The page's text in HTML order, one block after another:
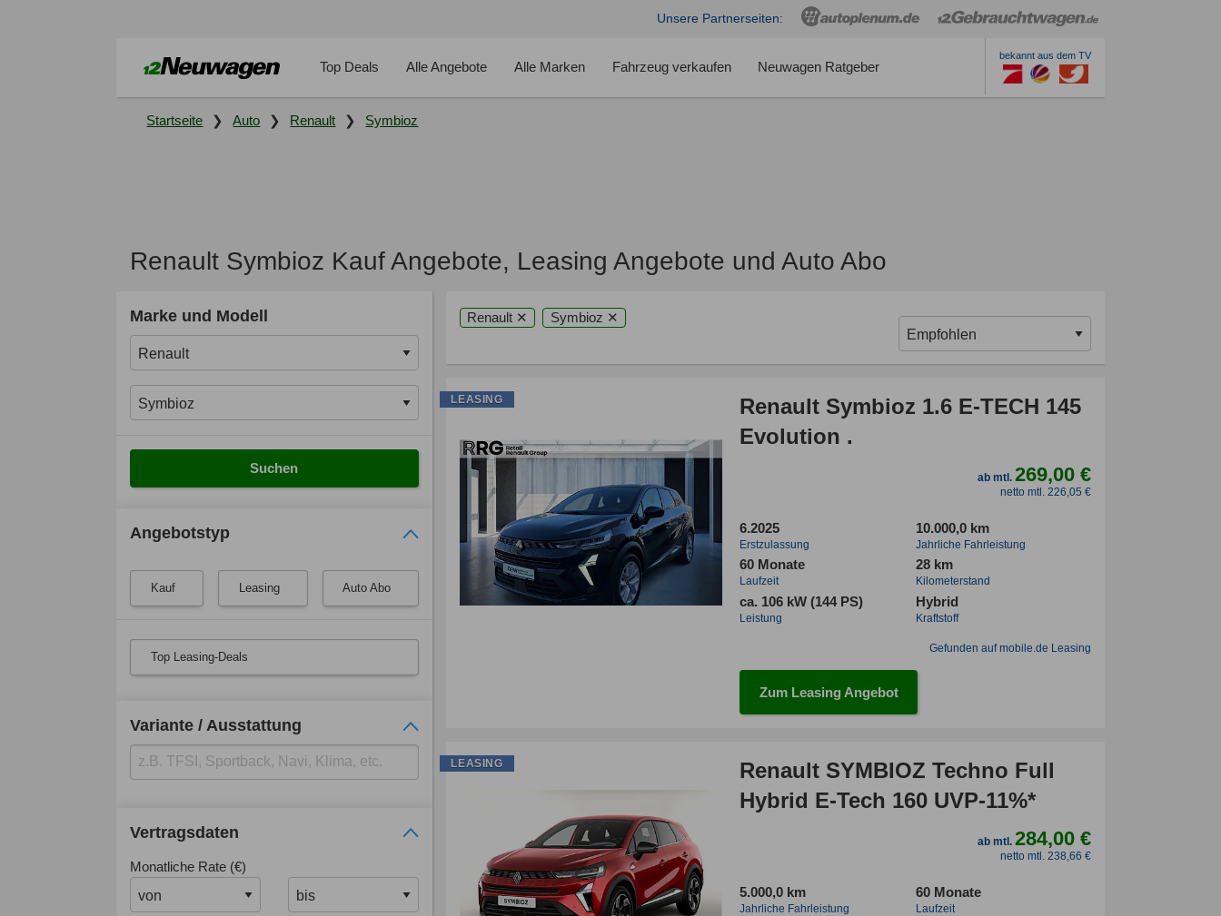
Unsere Partnerseiten:
Top Deals Alle Angebote Alle Marken Fahrzeug verkaufen Neuwagen Ratgeber
bekannt aus dem TV
Startseite Auto Renault Symbioz
Renault Symbioz Kauf Angebote, Leasing Angebote und Auto Abo
Marke und Modell
Suchen
Angebotstyp
Kauf Leasing Auto Abo
Top Leasing-Deals
Variante / Ausstattung
Vertragsdaten
Monatliche Rate (€)
Renault ✕ Symbioz ✕
Renault Symbioz 1.6 E-TECH 145
Evolution .
ab mtl.269,00 €
netto mtl. 226,05 €
6.2025
Erstzulassung
10.000,0 km
Jahrliche Fahrleistung
60 Monate
Laufzeit
28 km
Kilometerstand
ca. 106 kW (144 PS)
Leistung
Hybrid
Kraftstoff
Gefunden auf mobile.de Leasing
Zum Leasing Angebot
LEASING
Renault SYMBIOZ Techno Full
Hybrid E-Tech 160 UVP-11%*
ab mtl.284,00 €
netto mtl. 238,66 €
5.000,0 km
Jahrliche Fahrleistung
60 Monate
Laufzeit
LEASING